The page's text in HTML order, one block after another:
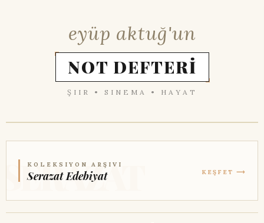
eyüp aktuğ'un
NOT DEFTERİ
ŞIIR • SINEMA • HAYAT
KOLEKSIYON ARŞIVI
Serazat Edebiyat KEŞFET ⟶